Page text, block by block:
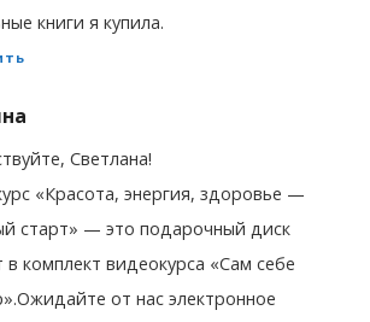
книги я купила.
Светлана!
«Красота, энергия, здоровье —
старт» — это подарочный диск
в комплект видеокурса «Сам себе
от нас электронное